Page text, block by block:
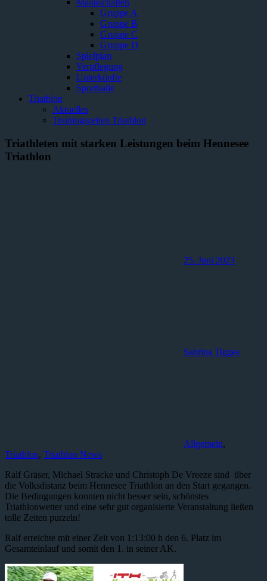
Mannschaften
Gruppe A
Gruppe B
Gruppe C
Gruppe D
Spielplan
Verpflegung
Unterkünfte
Sporthalle
Triathlon
Aktuelles
Trainingszeiten Triathlon
Triathleten mit starken Leistungen beim Hennesee
Triathlon
25. Juni 2023
Sabrina Tigges
Allgemein,
Triathlon, Triathlon News
Ralf Gräser, Michael Stracke und Christoph De Vreeze sind über
die Volksdistanz beim Hennesee Triathlon an den Start gegangen.
Die Bedingungen konnten nicht besser sein, schönstes
Triathlonwetter und eine sehr gut organisierte Veranstaltung ließen
tolle Zeiten purzeln!
Ralf erreichte mit einer Zeit von 1:13:00 h den 6. Platz im
Gesamteinlauf und somit den 1. in seiner AK.